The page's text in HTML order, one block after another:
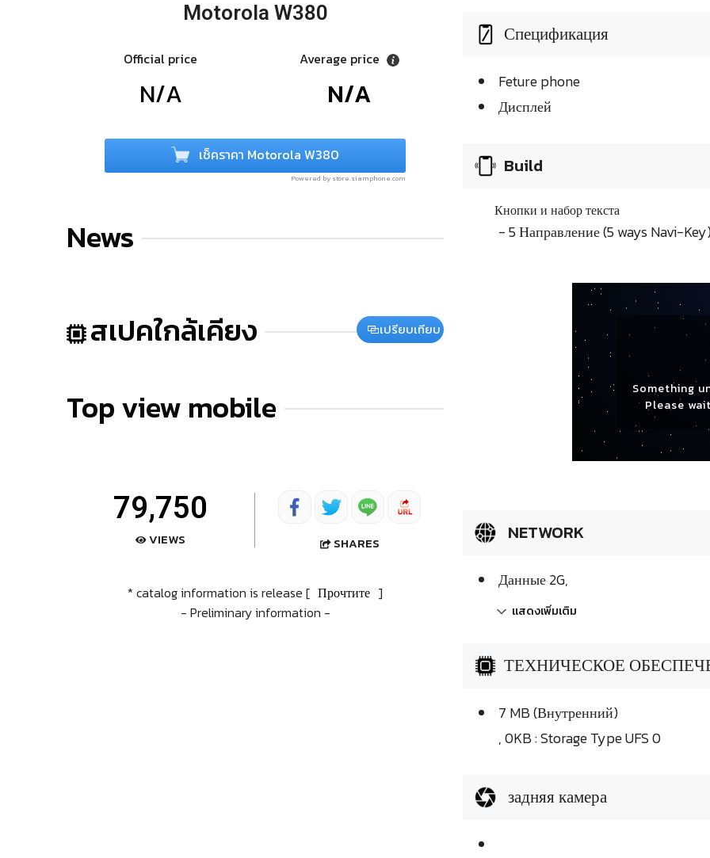
Motorola W380
Official price
N/A
Average price
N/A
เช็คราคา Motorola W380
Powered by store.siamphone.com
News
สเปคใกล้เคียง เปรียบเทียบ
Top view mobile
79,750
VIEWS SHARES
* catalog information is release [ Прочтите ]
- Preliminary information -
Спецификация
Feture phone
Дисплей
Build
Кнопки и набор текста
- 5 Направление (5 ways Navi-Key)
Something
Please
NETWORK
Данные 2G,
แสดงเพิ่มเติม
ТЕХНИЧЕСКОЕ
7 MB (Внутренний)
, 0KB : Storage Type UFS 0
задняя камера